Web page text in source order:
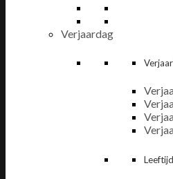
Verjaardag
Leeftijd